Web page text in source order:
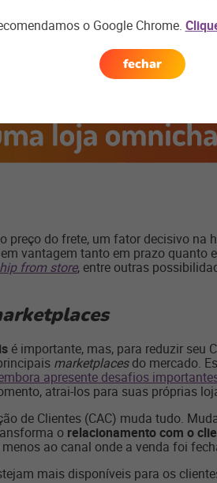
preço do frete, um fator decisivo na
vantagem tanto em prazo quanto
from store, entre outras
é importante, mas, para reduzir seu
marketplacesdo mercado.
apresente desafios
atrai-los para suas próprias
de Clientes (CAC) muda tudo.
o relacionamento com o
ao canal onde a venda foi
mais disponíveis para os
o Google Chrome.
fechar